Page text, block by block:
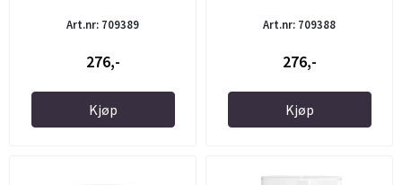
Art.nr: 709389
276,-
Kjøp
Art.nr: 709388
276,-
Kjøp